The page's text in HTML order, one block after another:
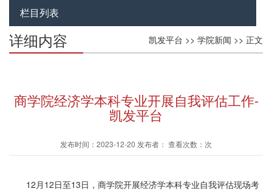
栏目列表
凯发平台 >> 学院新闻 >> 正文
详细内容
商学院经济学本科专业开展自我评估工作-
凯发平台
发布时间：2023-12-20 发布者： 查看次数：次
12月12日至13日，商学院开展经济学本科专业自我评估现场考